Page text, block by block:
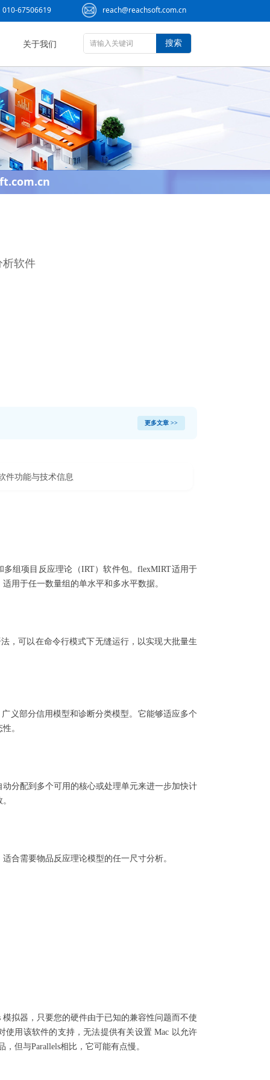
关于我们 搜索
010-67506619 reach@reachsoft.com.cn
析软件
更多文章 >>
件功能与技术信息
组项目反应理论（IRT）软件包。flexMIRT适用于
用于任一数量组的单水平和多水平数据。
，可以在命令行模式下无缝运行，以实现大批量生
义部分信用模型和诊断分类模型。它能够适应多个
。
分配到多个可用的核心或处理单元来进一步加快计
合需要物品反应理论模型的任一尺寸分析。
拟器，只要您的硬件由于已知的兼容性问题而不使
用该软件的支持，无法提供有关设置 Mac 以允许
但与Parallels相比，它可能有点慢。